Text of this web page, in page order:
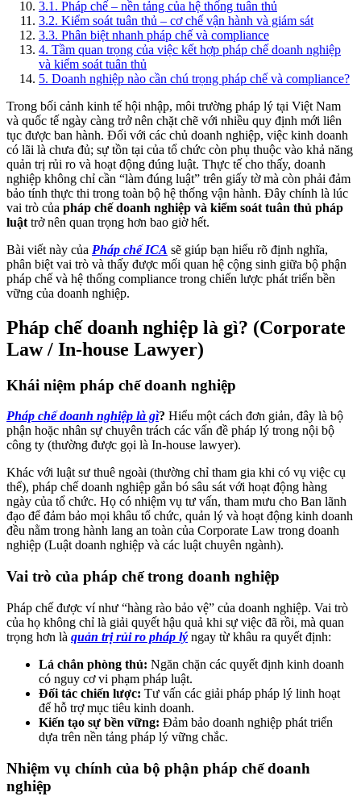
3.1 . Pháp chế – nền tảng của hệ thống tuân thủ
3.2. Kiểm soát tuân thủ – cơ chế vận hành và giám sát
3.3. Phân biệt nhanh pháp chế và compliance
4. Tầm quan trọng của việc kết hợp pháp chế doanh nghiệp
và kiểm soát tuân thủ
5. Doanh nghiệp nào cần chú trọng pháp chế và compliance?
Trong bối cảnh kinh tế hội nhập, môi trường pháp lý tại Việt Nam
và quốc tế ngày càng trở nên chặt chẽ với nhiều quy định mới liên
tục được ban hành. Đối với các chủ doanh nghiệp, việc kinh doanh
có lãi là chưa đủ; sự tồn tại của tổ chức còn phụ thuộc vào khả năng
quản trị rủi ro và hoạt động đúng luật. Thực tế cho thấy, doanh
nghiệp không chỉ cần “làm đúng luật” trên giấy tờ mà còn phải đảm
bảo tính thực thi trong toàn bộ hệ thống vận hành. Đây chính là lúc
vai trò của pháp chế doanh nghiệp và kiểm soát tuân thủ pháp
luật trở nên quan trọng hơn bao giờ hết.
Bài viết này của Pháp chế ICA sẽ giúp bạn hiểu rõ định nghĩa,
phân biệt vai trò và thấy được mối quan hệ cộng sinh giữa bộ phận
pháp chế và hệ thống compliance trong chiến lược phát triển bền
vững của doanh nghiệp.
Pháp chế doanh nghiệp là gì? (Corporate
Law / In-house Lawyer)
Khái niệm pháp chế doanh nghiệp
Pháp chế doanh nghiệp là gì? Hiểu một cách đơn giản, đây là bộ
phận hoặc nhân sự chuyên trách các vấn đề pháp lý trong nội bộ
công ty (thường được gọi là In-house lawyer).
Khác với luật sư thuê ngoài (thường chỉ tham gia khi có vụ việc cụ
thể), pháp chế doanh nghiệp gắn bó sâu sát với hoạt động hàng
ngày của tổ chức. Họ có nhiệm vụ tư vấn, tham mưu cho Ban lãnh
đạo để đảm bảo mọi khâu tổ chức, quản lý và hoạt động kinh doanh
đều nằm trong hành lang an toàn của Corporate Law trong doanh
nghiệp (Luật doanh nghiệp và các luật chuyên ngành).
Vai trò của pháp chế trong doanh nghiệp
Pháp chế được ví như “hàng rào bảo vệ” của doanh nghiệp. Vai trò
của họ không chỉ là giải quyết hậu quả khi sự việc đã rồi, mà quan
trọng hơn là quản trị rủi ro pháp lý ngay từ khâu ra quyết định:
Lá chắn phòng thủ: Ngăn chặn các quyết định kinh doanh
có nguy cơ vi phạm pháp luật.
Đối tác chiến lược: Tư vấn các giải pháp pháp lý linh hoạt
để hỗ trợ mục tiêu kinh doanh.
Kiến tạo sự bền vững: Đảm bảo doanh nghiệp phát triển
dựa trên nền tảng pháp lý vững chắc.
Nhiệm vụ chính của bộ phận pháp chế doanh
nghiệp